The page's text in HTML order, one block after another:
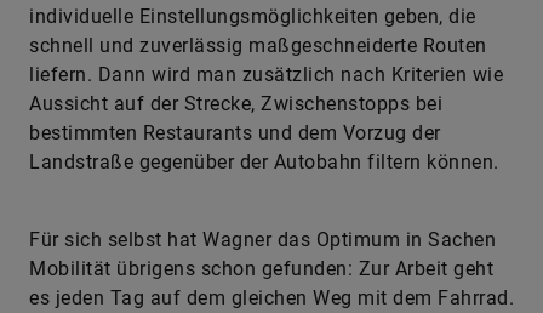
individuelle Einstellungsmöglichkeiten geben, die
schnell und zuverlässig maßgeschneiderte Routen
liefern. Dann wird man zusätzlich nach Kriterien wie
Aussicht auf der Strecke, Zwischenstopps bei
bestimmten Restaurants und dem Vorzug der
Landstraße gegenüber der Autobahn filtern können.
Für sich selbst hat Wagner das Optimum in Sachen
Mobilität übrigens schon gefunden: Zur Arbeit geht
es jeden Tag auf dem gleichen Weg mit dem Fahrrad.